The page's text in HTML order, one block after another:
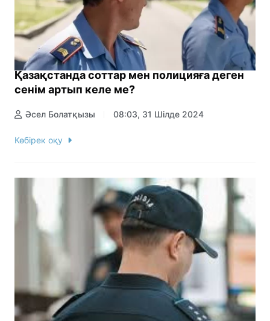
Қазақстанда соттар мен полицияға деген
сенім артып келе ме?
Әсел Болатқызы 08:03, 31 Шілде 2024
Көбірек оқу